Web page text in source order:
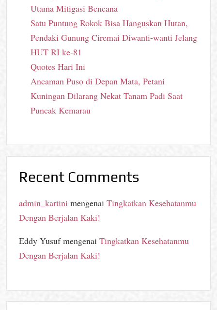
Utama Mitigasi Bencana
Satu Puntung Rokok Bisa Hanguskan Hutan,
Pendaki Gunung Ciremai Diwanti-wanti Jelang
HUT RI ke-81
Quotes Hari Ini
Ancaman Puso di Depan Mata, Petani
Kuningan Dilarang Nekat Tanam Padi Saat
Puncak Kemarau
Recent Comments
admin_kartini mengenaiTingkatkan Kesehatanmu
Dengan Berjalan Kaki!
Eddy YusufmengenaiTingkatkan Kesehatanmu
Dengan Berjalan Kaki!